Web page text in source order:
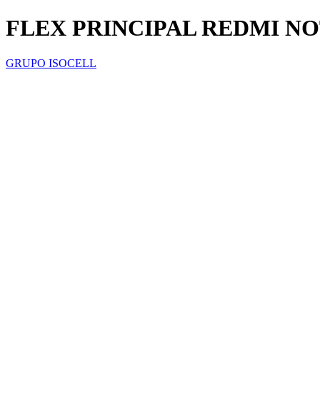
FLEX PRINCIPAL REDMI
GRUPO ISOCELL